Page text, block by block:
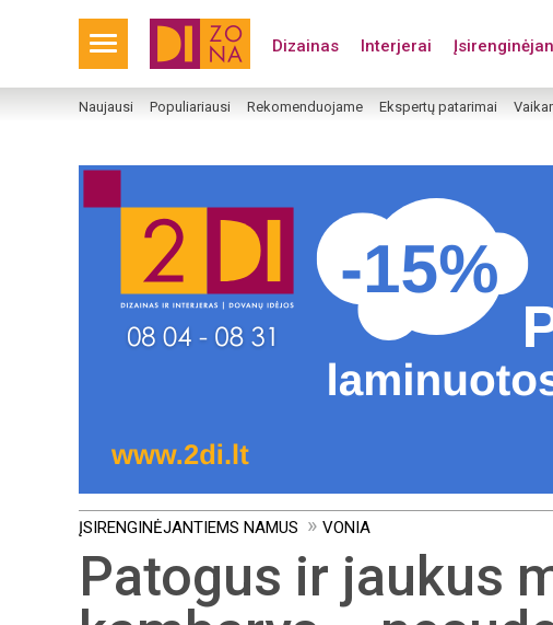
Dizainas Interjerai
Naujausi Populiariausi Rekomenduojame Ekspertų patarimai
ĮSIRENGINĖJANTIEMS NAMUS VONIA
Patogus ir jaukus